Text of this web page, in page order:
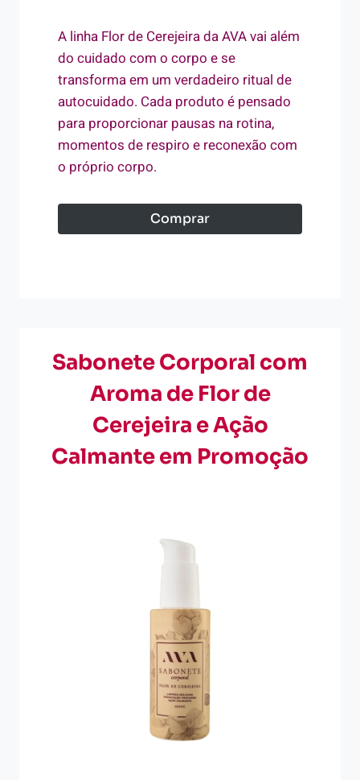
A linha Flor de Cerejeira da AVA vai além
do cuidado com o corpo e se
transforma em um verdadeiro ritual de
autocuidado. Cada produto é pensado
para proporcionar pausas na rotina,
momentos de respiro e reconexão com
o próprio corpo.
Comprar
Sabonete Corporal com
Aroma de Flor de
Cerejeira e Ação
Calmante em Promoção